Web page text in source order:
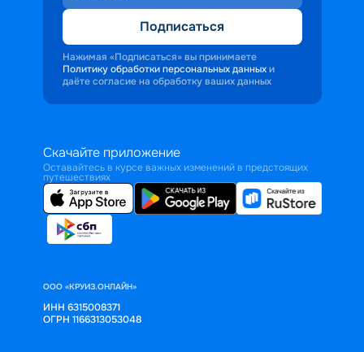
Подписаться
Нажимая «Подписаться» вы принимаете
Политику обработки персональных данных и
даёте согласие на обработку ваших данных
Скачайте приложение
Оставайтесь в курсе важных изменений в предстоящих
путешествиях
ООО «КРУИЗ.ОНЛАЙН»
ИНН 6315008371
ОГРН 1166313053048